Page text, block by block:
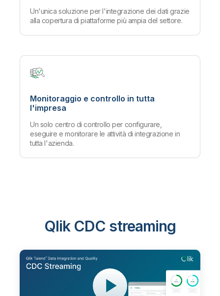
Un'unica soluzione per l'integrazione dei dati grazie
alla copertura di piattaforme più ampia del settore.
Monitoraggio e controllo in tutta
l'impresa
Un solo centro di controllo per configurare,
eseguire e monitorare le attività di integrazione in
tutta l'azienda.
Qlik CDC streaming